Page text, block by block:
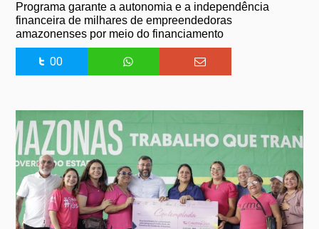
Programa garante a autonomia e a independência
financeira de milhares de empreendedoras
amazonenses por meio do financiamento
00